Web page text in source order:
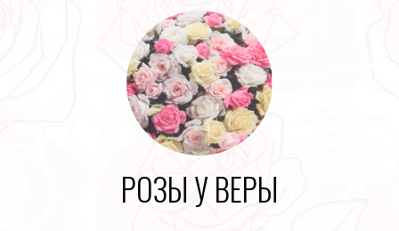
РОЗЫ У ВЕРЫ